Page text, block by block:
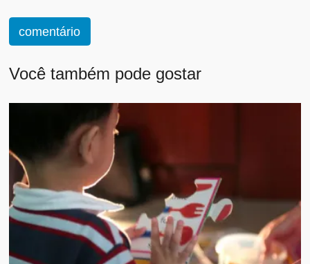
comentário
Você também pode gostar